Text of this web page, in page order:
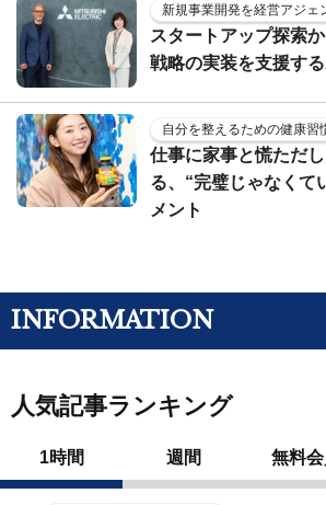
新規事業開発を経営アジェ
スタートアップ探索
戦略の実装を支援す
自分を整えるための健康習
仕事に家事と慌ただ
る、“完璧じゃなくて
メント
INFORMATION
人気記事ランキング
1時間 週間 無料